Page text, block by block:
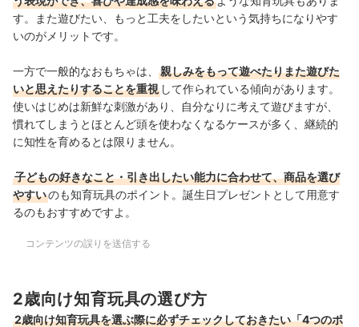
す。また遊びたい、もっと工夫をしたいという気持ちになりやす
いのがメリットです。
一方で一般的なおもちゃは、
親しみをもって遊べたりまた遊びた
いと思えたりすることを重視 して作られている傾向があります。
使いはじめは新鮮な刺激があり、自分なりに考えて遊びますが、
慣れてしまうとほとんど頭を使わなくなるケースが多く、継続的
に知性を育めるとは限りません。
子どもの好きなこと・引き出したい能力に合わせて、商品を選び
やすいのも知育玩具のポイント。誕生日プレゼントとして用意す
るのもおすすめですよ。
コンテンツの誤りを送信する
2歳向け知育玩具の選び方
2歳向け知育玩具を選ぶ際に必ずチェックしておきたい「4つのポ